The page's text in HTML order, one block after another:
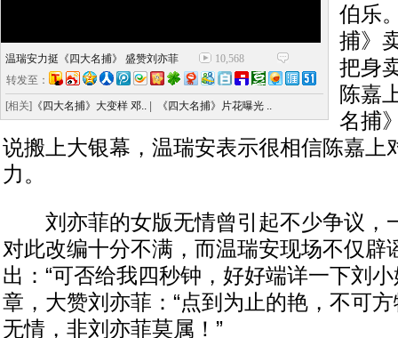
温瑞安力挺《四大名捕》 盛赞刘亦菲
10,568
转发至：
[相关] 《四大名捕》大变样 邓.. 《四大名捕》片花曝光 ..
伯乐
捕》
把身
陈嘉
名捕
说搬上大银幕，温瑞安表示很相信陈嘉上
力。
刘亦菲的女版无情曾引起不少争议，
对此改编十分不满，而温瑞安现场不仅辟
出：“可否给我四秒钟，好好端详一下刘
章，大赞刘亦菲：“点到为止的艳，不可
无情，非刘亦菲莫属！”